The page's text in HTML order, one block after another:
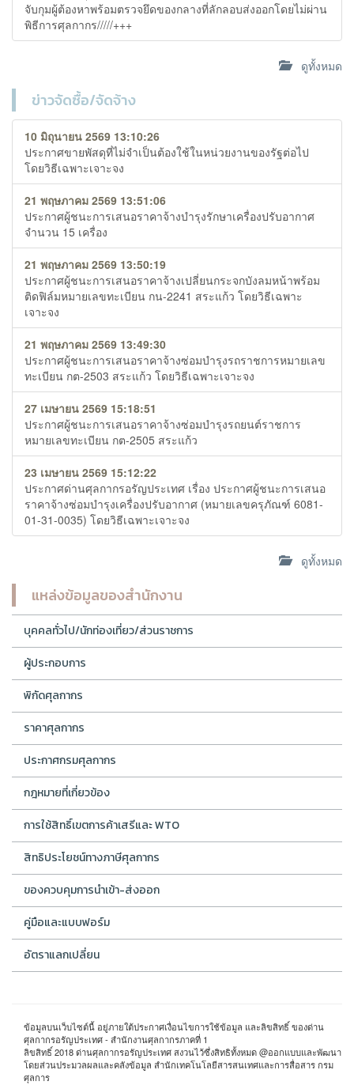
จับกุมผู้ต้องหาพร้อมตรวจยึดของกลางที่ลักลอบส่งออกโดยไม่ผ่าน
พิธีการศุลกากร/////+++
ดูทั้งหมด
ข่าวจัดซื้อ/จัดจ้าง
10 มิถุนายน 2569 13:10:26
ประกาศขายพัสดุที่ไม่จำเป็นต้องใช้ในหน่วยงานของรัฐต่อไป
โดยวิธีเฉพาะเจาะจง
21 พฤษภาคม 2569 13:51:06
ประกาศผู้ชนะการเสนอราคาจ้างบำรุงรักษาเครื่องปรับอากาศ
จำนวน 15 เครื่อง
21 พฤษภาคม 2569 13:50:19
ประกาศผู้ชนะการเสนอราคาจ้างเปลี่ยนกระจกบังลมหน้าพร้อม
ติดฟิล์มหมายเลขทะเบียน กน-2241 สระแก้ว โดยวิธีเฉพาะ
เจาะจง
21 พฤษภาคม 2569 13:49:30
ประกาศผู้ชนะการเสนอราคาจ้างซ่อมบำรุงรถราชการหมายเลข
ทะเบียน กต-2503 สระแก้ว โดยวิธีเฉพาะเจาะจง
27 เมษายน 2569 15:18:51
ประกาศผู้ชนะการเสนอราคาจ้างซ่อมบำรุงรถยนต์ราชการ
หมายเลขทะเบียน กต-2505 สระแก้ว
23 เมษายน 2569 15:12:22
ประกาศด่านศุลกากรอรัญประเทศ เรื่อง ประกาศผู้ชนะการเสนอ
ราคาจ้างซ่อมบำรุงเครื่องปรับอากาศ (หมายเลขครุภัณฑ์ 6081-
01-31-0035) โดยวิธีเฉพาะเจาะจง
ดูทั้งหมด
แหล่งข้อมูลของสำนักงาน
บุคคลทั่วไป/นักท่องเที่ยว/ส่วนราชการ
ผู้ประกอบการ
พิกัดศุลกากร
ราคาศุลกากร
ประกาศกรมศุลกากร
กฎหมายที่เกี่ยวข้อง
การใช้สิทธิ์เขตการค้าเสรีและ WTO
สิทธิประโยชน์ทางภาษีศุลกากร
ของควบคุมการนำเข้า-ส่งออก
คู่มือและแบบฟอร์ม
อัตราแลกเปลี่ยน
ข้อมูลบนเว็บไซต์นี้ อยู่ภายใต้ประกาศเงื่อนไขการใช้ข้อมูล และลิขสิทธิ์ ของด่าน
ศุลกากรอรัญประเทศ - สำนักงานศุลกากรภาคที่ 1
ลิขสิทธิ์ 2018 ด่านศุลกากรอรัญประเทศ สงวนไว้ซึ่งสิทธิทั้งหมด @ออกแบบและพัฒนา
โดยส่วนประมวลผลและคลังข้อมูล สำนักเทคโนโลยีสารสนเทศและการสื่อสาร กรม
ศุลการ